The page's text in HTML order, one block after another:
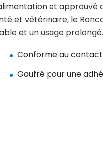
et approuvé
et vétérinaire, le
et un usage prolongé.
Conforme au
Gaufré pour une